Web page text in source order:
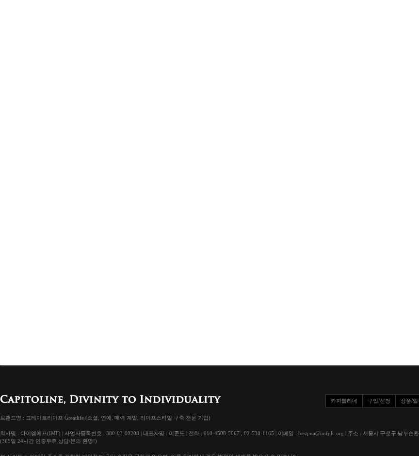
카피톨리네 구입/신청 상품/일
브랜드명 : 그레이트라이프 Greatlife (소셜, 연애, 매력 계발, 라이프스타일 구축 전문 기업)
회사명 : 아이엠에프(IMF) | 사업자등록번호 : 380-03-00208 | 대표자명 : 이준도 | 전화 : 010-4508-5067 , 02-538-1165 | 이메일 : bestpua@imfglc.org | 주소 : 서울시 구로구 남부순
(365일 24시간 연중무휴 상담/문의 환영!)